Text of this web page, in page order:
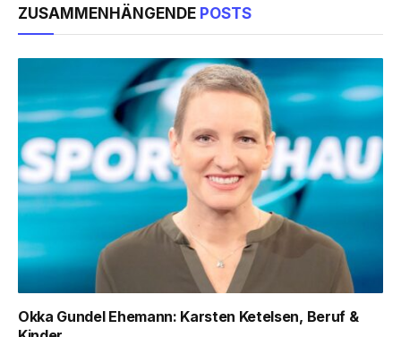
ZUSAMMENHÄNGENDE POSTS
Okka Gundel Ehemann: Karsten Ketelsen, Beruf &